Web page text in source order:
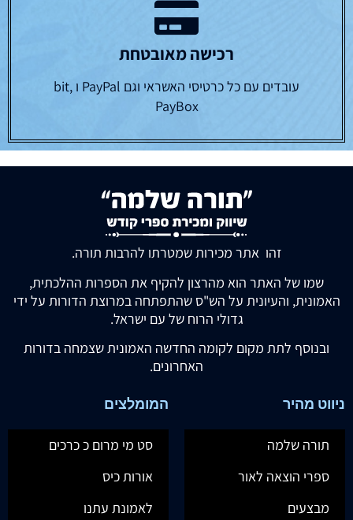
רכישה מאובטחת
עובדים עם כל כרטיסי האשראי וגם PayPal ו bit,
PayBox
זהו אתר מכירות שמטרתו להרבות תורה.
שמו של האתר הוא מהרצון להקיף את הספרות ההלכתית,
האמונית, והעיונית על הש"ס שהתפתחה במרוצת הדורות על ידי
גדולי הרוח של עם ישראל.
ובנוסף לתת מקום לקומה החדשה האמונית שצמחה בדורות
האחרונים.
ניווט מהיר
תורה שלמה
ספרי הוצאה לאור
מבצעים
המומלצים
סט מי מרום כ כרכים
אורות כיס
לאמונת עתנו